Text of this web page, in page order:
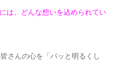
、どんな想いを込められてい
さんの心を「パッと明るくし